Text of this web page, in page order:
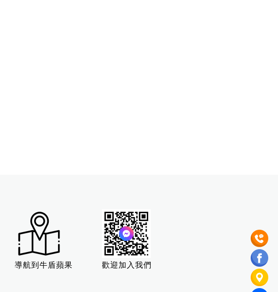
導航到牛盾蘋果 歡迎加入我們